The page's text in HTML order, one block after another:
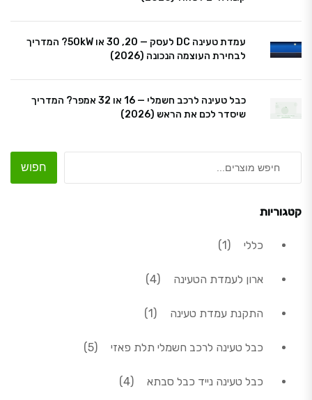
עמדת טעינה DC לעסק — 20, 30 או 50kW? המדריך
לבחירת העוצמה הנכונה (2026)
כבל טעינה לרכב חשמלי — 16 או 32 אמפר? המדריך
שיסדר לכם את הראש (2026)
חפוש
קטגוריות
כללי 1מוצר 1
ארון לעמדת הטעינה 44 מוצרים
התקנת עמדת טעינה 1מוצר 1
כבל טעינה לרכב חשמלי תלת פאזי 55 מוצרים
כבל טעינה נייד כבל סבתא 44 מוצרים